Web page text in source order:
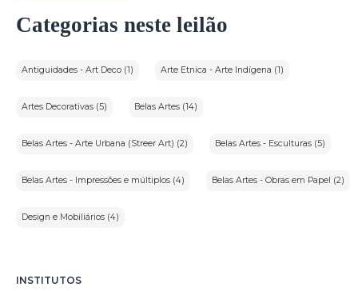
Categorias neste leilão
Antiguidades - Art Deco (1) Arte Etnica - Arte Indígena (1)
Artes Decorativas (5) Belas Artes (14)
Belas Artes - Arte Urbana (Streer Art) (2) Belas Artes - Esculturas (5)
Belas Artes - Impressões e múltiplos (4) Belas Artes - Obras em Papel (2)
Design e Mobiliários (4)
INSTITUTOS